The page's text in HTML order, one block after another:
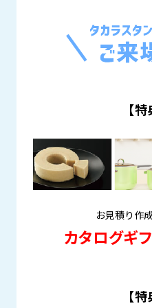
【
お見積り作
カタログギフ
【